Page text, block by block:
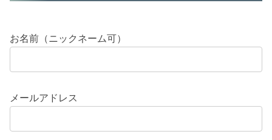
お名前（ニックネーム可）
メールアドレス